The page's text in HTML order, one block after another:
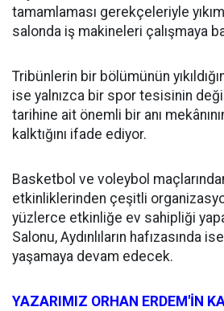
tamamlaması gerekçeleriyle
salonda iş makineleri çalışmaya
Tribünlerin bir bölümünün
ise yalnızca bir spor tesisinin
tarihine ait önemli bir anı
kalktığını ifade ediyor.
Basketbol ve voleybol
etkinliklerinden çeşitli
yüzlerce etkinliğe ev sahipliği
Salonu, Aydınlıların hafızasında
yaşamaya devam edecek.
YAZARIMIZ ORHAN ERDEM'İN